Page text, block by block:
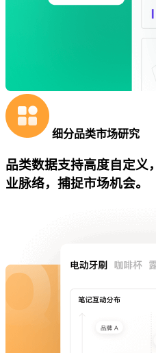
细分品类市场研究
品类数据支持高度自定义
业脉络，捕捉市场机会。